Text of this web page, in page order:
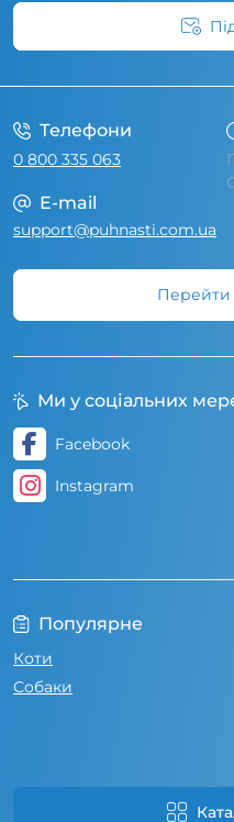
Телефони
0 800 335 063
E-mail
support@puhnasti.com.ua
Перейти
Популярне
Коти
Собаки
Ми у соціальних
Facebook
Instagram